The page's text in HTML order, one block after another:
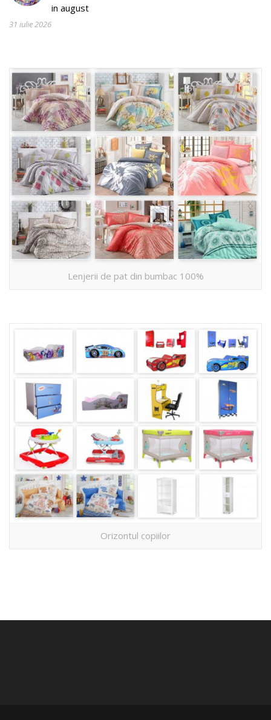
in august
31 iulie 2026
Lenjerii de pat din bumbac 100%
Orizontul copiilor